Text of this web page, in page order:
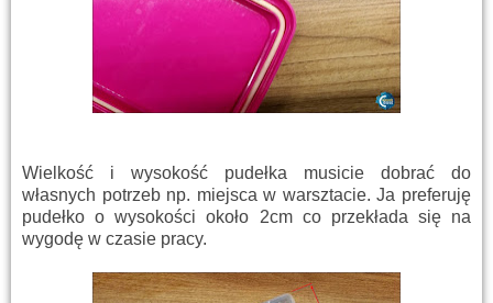
Wielkość i wysokość pudełka musicie dobrać do
własnych potrzeb np. miejsca w warsztacie. Ja preferuję
pudełko o wysokości około 2cm co przekłada się na
wygodę w czasie pracy.